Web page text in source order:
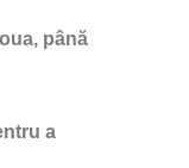
până
a